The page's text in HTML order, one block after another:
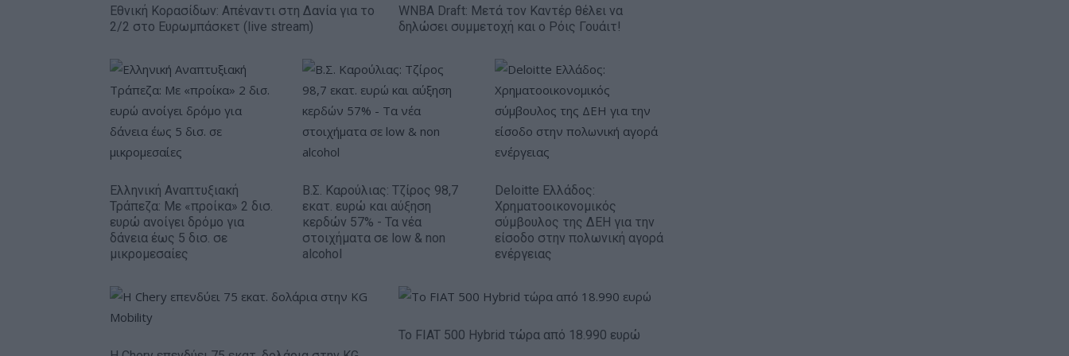
Εθνική Κορασίδων: Απέναντι στη Δανία για το
2/2 στο Ευρωμπάσκετ (live stream)
WNBA Draft: Μετά τον Καντέρ θέλει να
δηλώσει συμμετοχή και ο Ρόις Γουάιτ!
Ελληνική Αναπτυξιακή
Τράπεζα: Με «προίκα» 2 δισ.
ευρώ ανοίγει δρόμο για
δάνεια έως 5 δισ. σε
μικρομεσαίες
Β.Σ. Καρούλιας: Τζίρος 98,7
εκατ. ευρώ και αύξηση
κερδών 57% - Τα νέα
στοιχήματα σε low & non
alcohol
Deloitte Ελλάδος:
Χρηματοοικονομικός
σύμβουλος της ΔΕΗ για την
είσοδο στην πολωνική αγορά
ενέργειας
Το FIAT 500 Hybrid τώρα από 18.990 ευρώ